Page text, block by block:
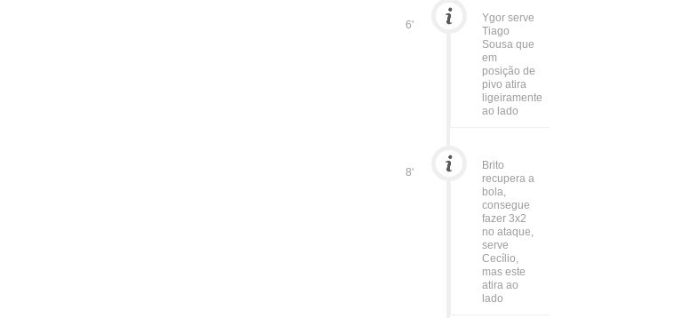
6'
Ygor serve
Tiago
Sousa que
em
posição de
pivo atira
ligeiramente
ao lado
8'
Brito
recupera a
bola,
consegue
fazer 3x2
no ataque,
serve
Cecílio,
mas este
atira ao
lado